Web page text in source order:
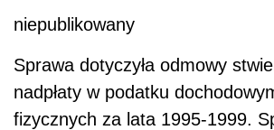
niepublikowany
Sprawa dotyczyła odmowy
nadpłaty w podatku
fizycznych za lata 1995-1999.